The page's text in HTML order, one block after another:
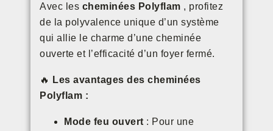
Avec les cheminées Polyflam , profitez
de la polyvalence unique d’un système
qui allie le charme d’une cheminée
ouverte et l’efficacité d’un foyer fermé.
🔥
Les avantages des cheminées
Polyflam :
Mode feu ouvert : Pour une